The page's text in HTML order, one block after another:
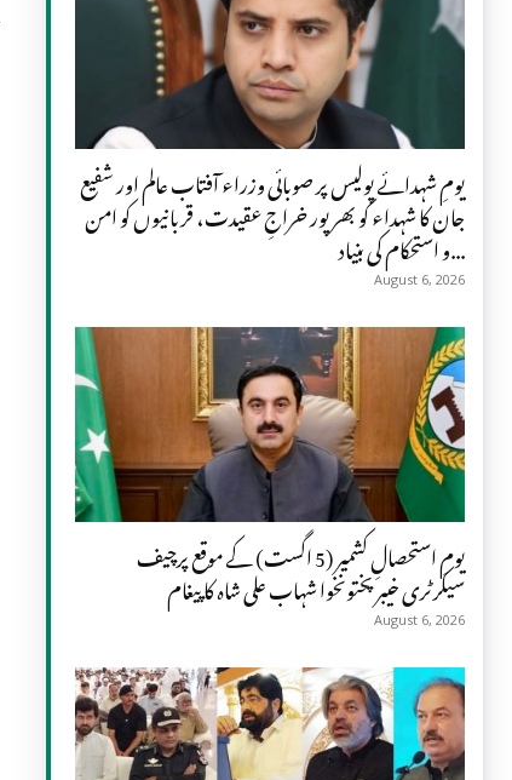
یومِ شہدائے پولیس پر صوبائی وزراء آفتاب عالم اور شفیع
جان کا شہداء کو بھرپور خراجِ عقیدت، قربانیوں کو امن
و استحکام کی بنیاد...
August 6, 2026
یومِ استحصالِ کشمیر (5 اگست) کے موقع پرچیف
سیکرٹری خیبر پختونخوا شہاب علی شاہ کا پیغام
August 6, 2026